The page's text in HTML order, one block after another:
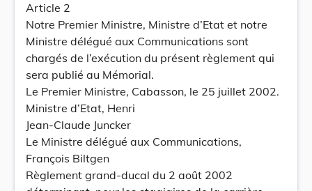
Article 2
Notre Premier Ministre, Ministre d’Etat et notre
Ministre délégué aux Communications sont
chargés de l’exécution du présent règlement qui
sera publié au Mémorial.
Le Premier Ministre, Cabasson, le 25 juillet 2002.
Ministre d’Etat, Henri
Jean-Claude Juncker
Le Ministre délégué aux Communications,
François Biltgen
Règlement grand-ducal du 2 août 2002